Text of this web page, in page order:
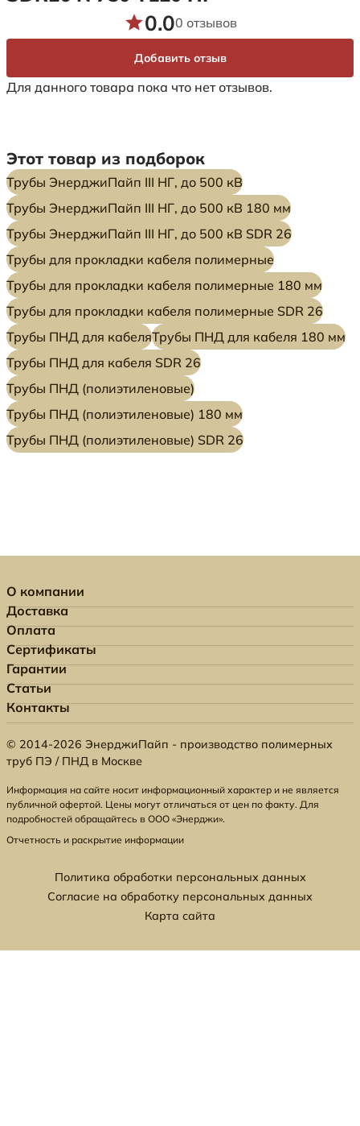
Для данного товара пока что нет отзывов.
0.00 отзывов
Добавить отзыв
Этот товар из подборок
Трубы ЭнерджиПайп III НГ, до 500 кВ
Трубы ЭнерджиПайп III НГ, до 500 кВ 180 мм
Трубы ЭнерджиПайп III НГ, до 500 кВ SDR 26
Трубы для прокладки кабеля полимерные
Трубы для прокладки кабеля полимерные 180 мм
Трубы для прокладки кабеля полимерные SDR 26
Трубы ПНД для кабеляТрубы ПНД для кабеля 180 мм
Трубы ПНД для кабеля SDR 26
Трубы ПНД (полиэтиленовые)
Трубы ПНД (полиэтиленовые) 180 мм
Трубы ПНД (полиэтиленовые) SDR 26
О компании
Доставка
Оплата
Сертификаты
Гарантии
Статьи
Контакты
© 2014-2026 ЭнерджиПайп - производство полимерных
труб ПЭ / ПНД в Москве
Информация на сайте носит информационный характер и не является
публичной офертой. Цены могут отличаться от цен по факту. Для
подробностей обращайтесь в ООО «Энерджи».
Отчетность и раскрытие информации
Политика обработки персональных данных
Согласие на обработку персональных данных
Карта сайта